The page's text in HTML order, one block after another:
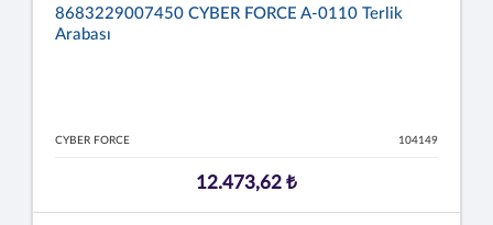
8683229007450 CYBER FORCE A-0110 Terlik
Arabası
CYBER FORCE 104149
12.473,62 ₺